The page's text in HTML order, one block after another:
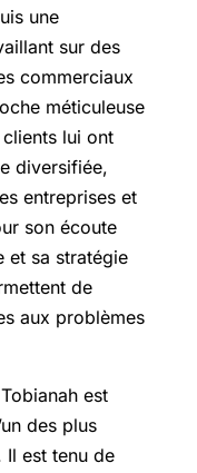
une
sur des
commerciaux
méticuleuse
lui ont
diversifiée,
entreprises et
son écoute
et sa stratégie
de
aux problèmes
est
des plus
Il est tenu de